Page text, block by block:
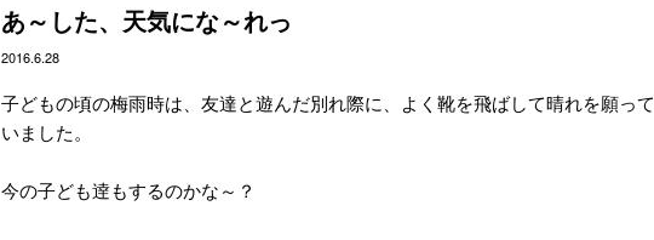
あ～した、天気にな～れっ
2016.6.28
子どもの頃の梅雨時は、友達と遊んだ別れ際に、よく靴を飛ばして晴れを願って
いました。
今の子ども逹もするのかな～？